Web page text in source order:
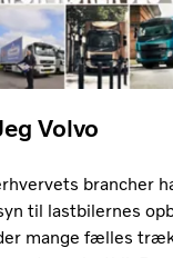
Volvo
brancher
til lastbilernes
mange fælles